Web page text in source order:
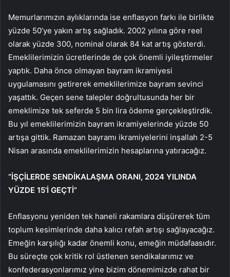
Memurlarımızın aylıklarında ise enflasyon farkı ile birlikte
yüzde 50’ye yakın artış sağladık. 2002 yılına göre reel
olarak yüzde 300, nominal olarak 84 kat artış gösterdi.
Emeklilerimizin ücretlerinde de çok önemli iyileştirmeler
yaptık. Daha önce olmayan bayram ikramiyesi
uygulamasını getirerek emeklilerimize bayram sevinci
yaşattık. Geçen sene talepler doğrultusunda her bir
emeklimize tek seferde 5 bin lira ödeme gerçekleştirdik.
Bu yıl emeklilerimizin bayram ikramiyelerinde yüzde 50
artışa gittik. Ramazan bayramı ikramiyelerini inşallah 2-5
Nisan arasında emeklilerimizin hesaplarına yatıracağız.
“İŞÇİLERDE SENDİKALAŞMA ORANI, 2024 YILINDA
YÜZDE 15’İ GEÇTİ”
Enflasyonu yeniden tek haneli rakamlara düşürerek tüm
toplum kesimlerinde daha kalıcı refah artışı sağlayacağız.
Emeğin karşılığı kadar önemli konu, emeğin müdafaasıdır.
Bu süreçte çok kritik rol üstlenen sendikalarımız ve
konfederasyonlarımız yine bizim dönemimizde rahat bir